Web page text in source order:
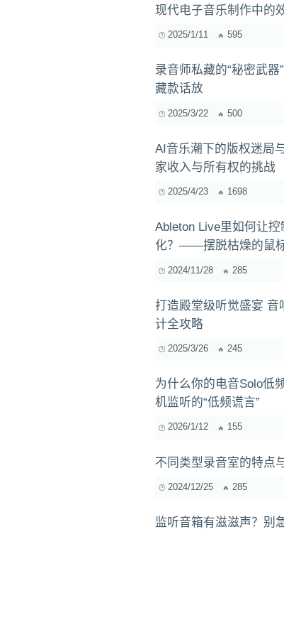
现代电子音乐制作中的
2025/1/11 595
录音师私藏的“秘密武
藏款话放
2025/3/22 500
AI音乐潮下的版权迷局
家收入与所有权的挑战
2025/4/23 1698
Ableton Live里如何让
化？——摆脱枯燥的鼠标
2024/11/28 285
打造殿堂级听觉盛宴 音
计全攻略
2025/3/26 245
为什么你的电音Solo低
机监听的“低频谎言”
2026/1/12 155
不同类型录音室的特点
2024/12/25 285
监听音箱有滋滋声？别